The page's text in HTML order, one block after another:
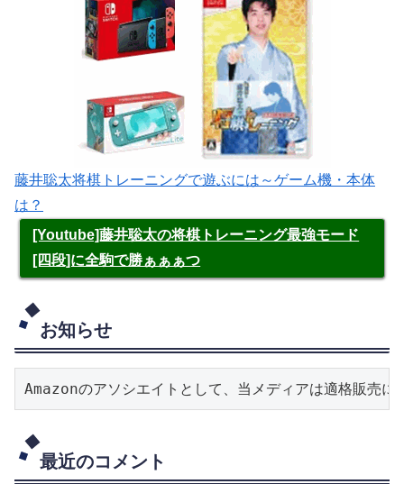
藤井聡太将棋トレーニングで遊ぶには～ゲーム機・本体
は？
[Youtube]藤井聡太の将棋トレーニング最強モード
[四段]に全駒で勝ぁぁぁつ
お知らせ
Amazonのアソシエイトとして、当メディアは適格販売に
最近のコメント